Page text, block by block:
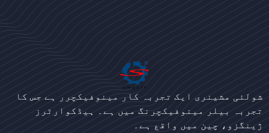
شولئی مشینری ایک تجربہ کار مینوفیکچرر ہے جس کا
تجربہ بیلر مینوفیکچرنگ میں ہے۔ ہیڈکوارٹرز
ژینگزو، چین میں واقع ہے۔
Korean
Japanese